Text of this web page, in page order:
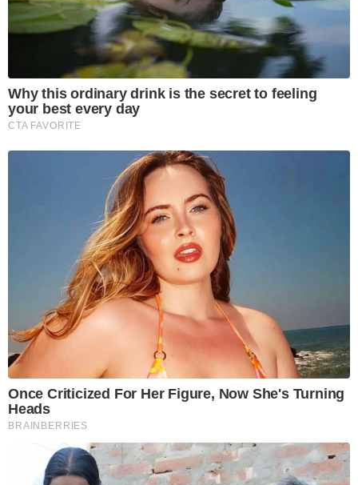
Why this ordinary drink is the secret to feeling
your best every day
CTA FAVORITE
Once Criticized For Her Figure, Now She's Turning
Heads
BRAINBERRIES